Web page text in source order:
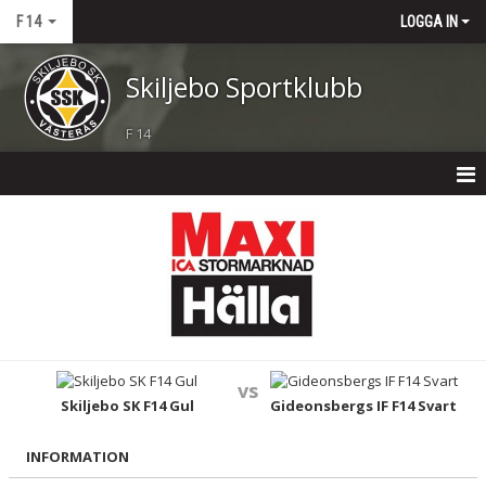
F 14 LOGGA IN
Skiljebo Sportklubb
F 14
TRUPPEN
BILDGALLERI
Skiljebo SK F14 Gul
vs
Gideonsbergs IF F14 Svart
INFORMATION